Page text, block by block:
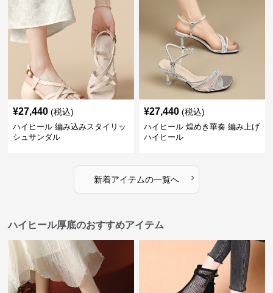
¥27,440 (税込)
ハイヒール 編み込みスタイリッ
シュサンダル
¥27,440 (税込)
ハイヒール 煌めき華奏 編み上げ
ハイヒール
新着アイテムの一覧へ ›
ハイヒール厚底のおすすめアイテム